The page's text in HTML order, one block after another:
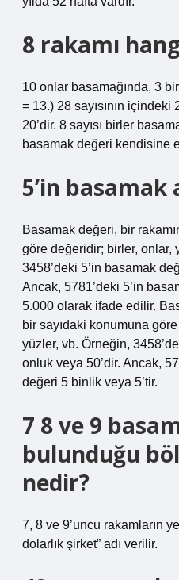
8 rakamı
10 onlar basamağında, 3
= 13.) 28 sayısının içindeki
20’dir. 8 sayısı birler
basamak değeri kendisine
5’in basamak
Basamak değeri, bir
göre değeridir; birler, onlar,
3458’deki 5’in basamak
Ancak, 5781’deki 5’in
5.000 olarak ifade edilir.
bir sayıdaki konumuna
yüzler, vb. Örneğin,
onluk veya 50’dir. Ancak,
değeri 5 binlik veya 5’tir.
7 8 ve 9
bulunduğu
nedir?
7, 8 ve 9’uncu rakamların
dolarlık şirket” adı verilir.